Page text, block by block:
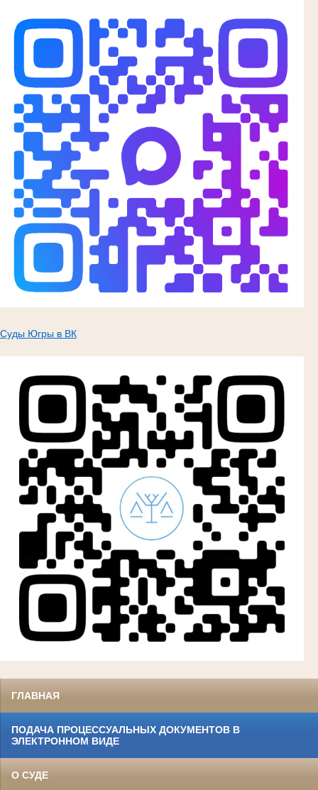
Суды Югры в ВК
ГЛАВНАЯ
ПОДАЧА ПРОЦЕССУАЛЬНЫХ ДОКУМЕНТОВ В
ЭЛЕКТРОННОМ ВИДЕ
О СУДЕ